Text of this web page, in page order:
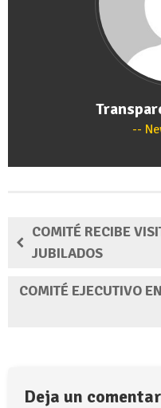
COMITÉ RECIBE
JUBILADOS
COMITÉ EJECUTIVO
Deja un